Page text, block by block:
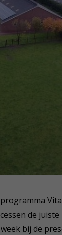
de
bij de